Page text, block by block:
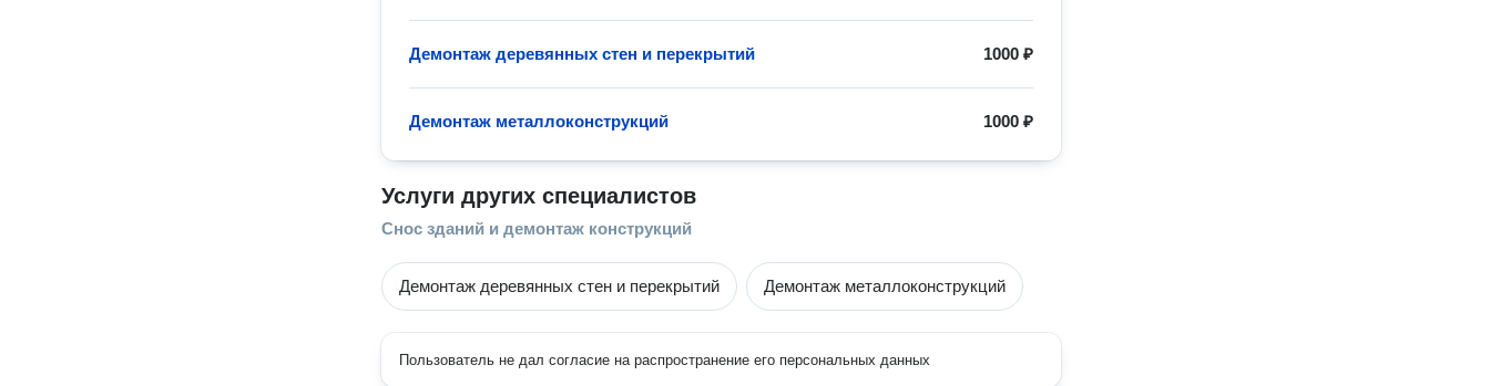
1000 ₽
Демонтаж деревянных стен и перекрытий
1000 ₽
Демонтаж металлоконструкций
Услуги других специалистов
Снос зданий и демонтаж конструкций
Демонтаж деревянных стен и перекрытий Демонтаж металлоконструкций
Пользователь не дал согласие на распространение его персональных данных